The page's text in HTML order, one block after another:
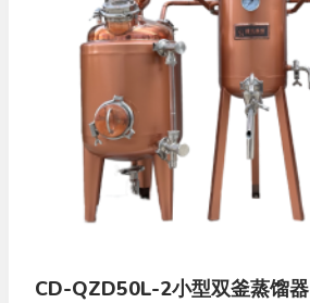
CD-QZD50L-2小型双釜蒸馏器